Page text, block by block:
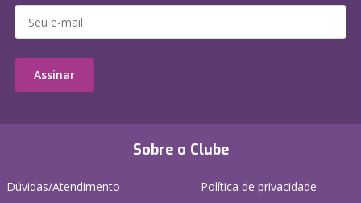
Sobre o Clube
Dúvidas/Atendimento
Política de privacidade
Assinar